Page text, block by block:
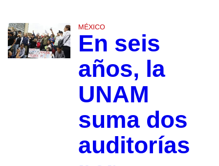
MÉXICO
En seis
años, la
UNAM
suma dos
auditorías